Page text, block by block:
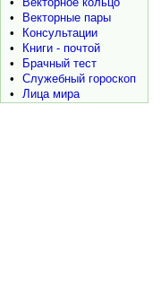
•
Векторные пары
•
Консультации
•
Книги - почтой
•
Брачный тест
•
Служебный гороскоп
•
Лица мира